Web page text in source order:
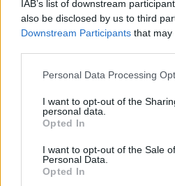
IAB’s list of downstream
also be disclosed by us to third
Downstream Participants that may
Personal Data Processing
I want to opt-out of the
personal data.
Opted In
I want to opt-out of the Sale
Personal Data.
Opted In
21:00
28°C
5 Μπφ B
35 Km/h
ΤΕΤΑΡΤΗ12 ΑΥΓΟΥΣΤΟΥ
28°C
27